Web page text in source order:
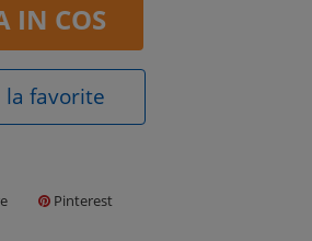
IN COS
la favorite
Pinterest